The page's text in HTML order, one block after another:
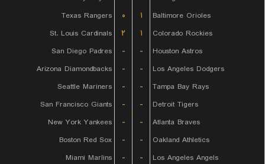
Texas Rangers
۰ ۱
Baltimore Orioles
St. Louis Cardinals
۲ ۱
Colorado Rockies
San Diego Padres
- -
Houston Astros
Arizona Diamondbacks
- -
Los Angeles Dodgers
Seattle Mariners
- -
Tampa Bay Rays
San Francisco Giants
- -
Detroit Tigers
New York Yankees
- -
Atlanta Braves
Boston Red Sox
- -
Oakland Athletics
Miami Marlins
- - Los Angeles Angels